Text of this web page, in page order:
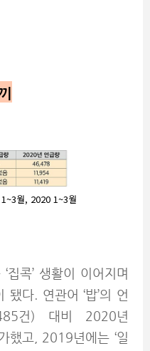
월, 2020 1~3월
콕’ 생활이 이어지며
다. 연관어 ‘밥’의 언
건) 대비 2020년
고, 2019년에는 ‘일